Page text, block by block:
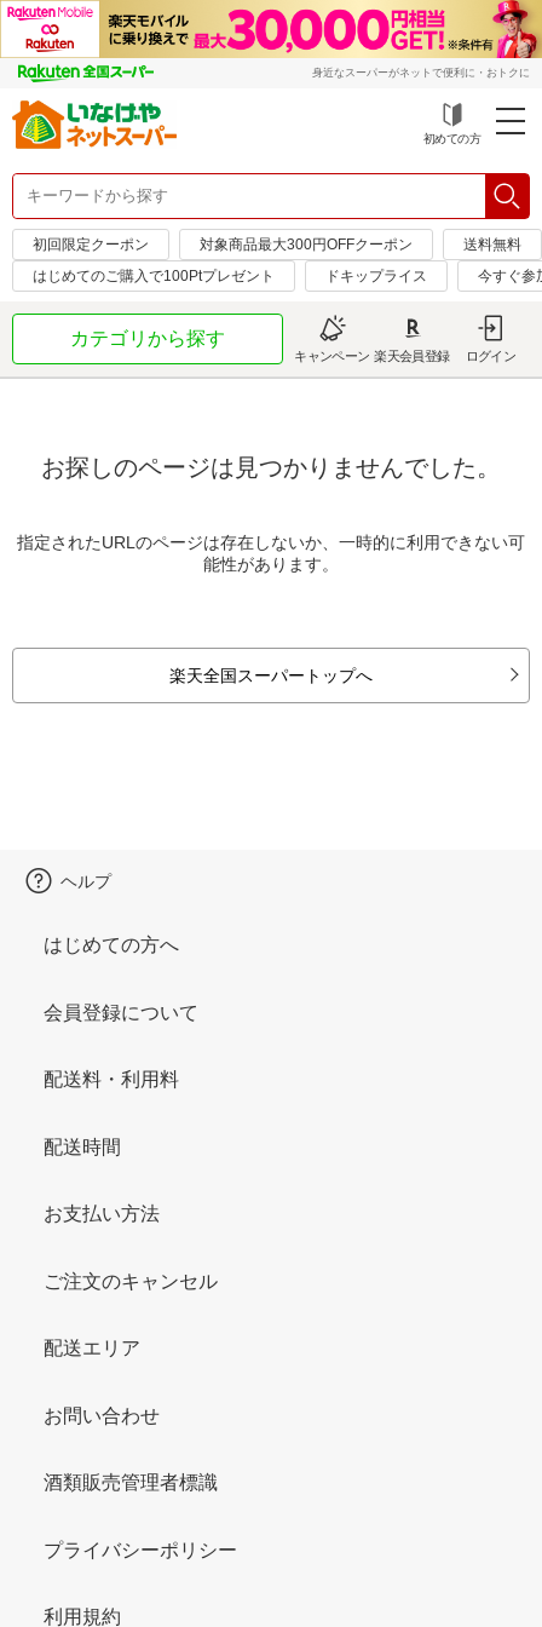
身近なスーパーがネットで便利に・おトクに
初めての方
初回限定クーポン 対象商品最大300円OFFクーポン
送料無料
はじめてのご購入で100Ptプレゼント
ドキップライス 今すぐ参
カテゴリから探す
キャンペーン 楽天会員登録 ログイン
お探しのページは見つかりませんでした。
指定されたURLのページは存在しないか、一時的に利用できない可
能性があります。
楽天全国スーパートップへ
ヘルプ
はじめての方へ
会員登録について
配送料・利用料
配送時間
お支払い方法
ご注文のキャンセル
配送エリア
お問い合わせ
酒類販売管理者標識
プライバシーポリシー
利用規約